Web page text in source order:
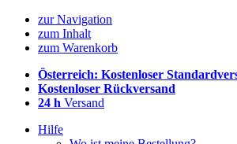
zur Navigation
zum Inhalt
zum Warenkorb
Österreich: Kostenloser
Kostenloser Rückversand
24 h Versand
Hilfe